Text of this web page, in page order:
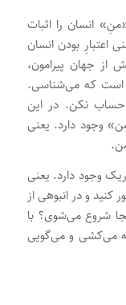
انسان را اثبات
بودن انسان
جهان پیرامون،
است که می‌شناسی.
نکن. در این
وجود دارد. یعنی
وجود دارد. یعنی
و در انبوهی از
شروع می‌شوی؟ با
می‌کشی و می‌گویی